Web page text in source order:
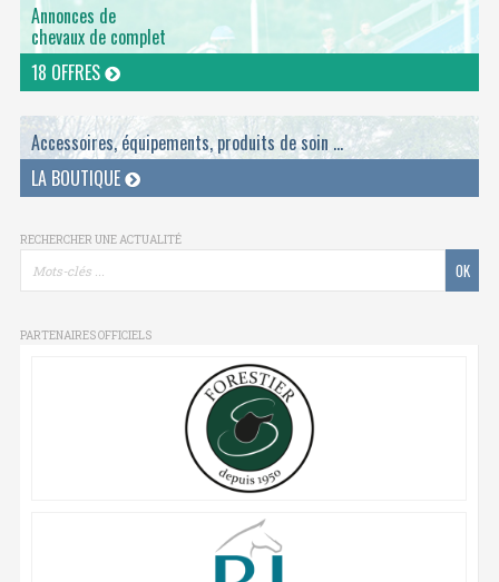
Annonces de
chevaux de complet
18 OFFRES
Accessoires, équipements, produits de soin ...
LA BOUTIQUE
RECHERCHER UNE ACTUALITÉ
PARTENAIRES OFFICIELS